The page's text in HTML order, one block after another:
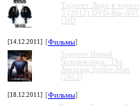
Торрент Люди в
3 (2012) DVD-Rip-AVC
| HD
[14.12.2011] [Фильмы]
Торрент Новый
Человек-паук / The
Amazing Spider-Man
(2012)
[18.12.2011] [Фильмы]